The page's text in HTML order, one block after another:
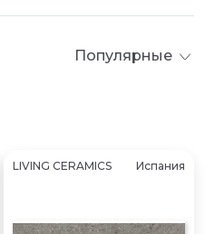
Популярные
LIVING CERAMICS Испания